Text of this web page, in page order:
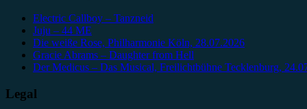
Electric Callboy – Tanzneid
Juju – 44 ME
Die weiße Rose, Philharmonie Köln, 28.07.2026
Gracie Abrams – Daughter from Hell
Der Medicus – Das Musical, Freilichtbühne Tecklenburg,
Legal